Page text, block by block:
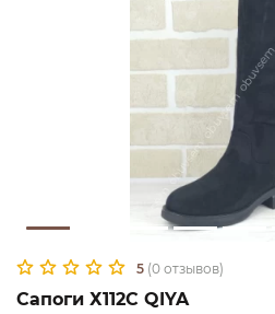
5 (0 отзывов)
Сапоги Х112С QIYA